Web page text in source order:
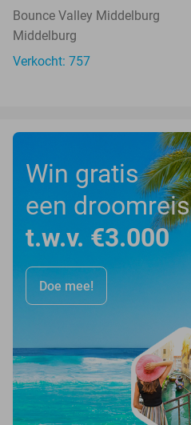
Bounce Valley Middelburg
Middelburg
Verkocht: 757
Win gratis
een droomreis
t.w.v. €3.000
Doe mee!